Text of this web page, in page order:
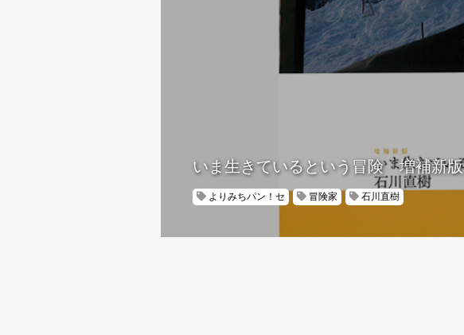
いま生きているという冒険 増補新版
よりみちパン！セ 冒険家 石川直樹